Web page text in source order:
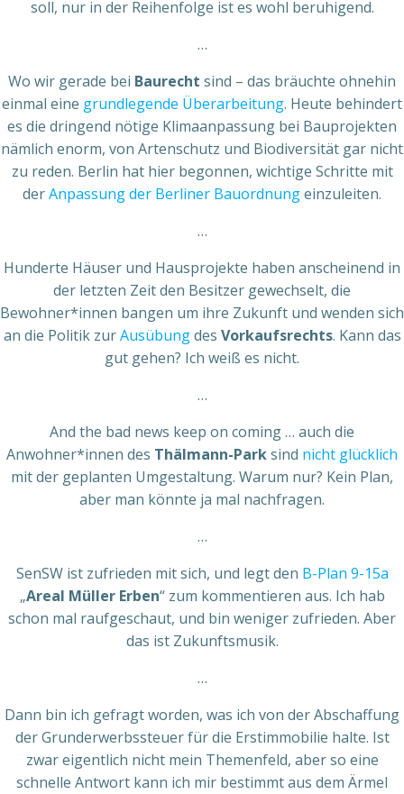
soll, nur in der Reihenfolge ist es wohl beruhigend.
…
Wo wir gerade bei Baurecht sind – das bräuchte ohnehin
einmal eine grundlegende Überarbeitung. Heute behindert
es die dringend nötige Klimaanpassung bei Bauprojekten
nämlich enorm, von Artenschutz und Biodiversität gar nicht
zu reden. Berlin hat hier begonnen, wichtige Schritte mit
derAnpassung der Berliner Bauordnungeinzuleiten.
…
Hunderte Häuser und Hausprojekte haben anscheinend in
der letzten Zeit den Besitzer gewechselt, die
Bewohner*innen bangen um ihre Zukunft und wenden sich
an die Politik zurAusübungdes Vorkaufsrechts. Kann das
gut gehen? Ich weiß es nicht.
…
And the bad news keep on coming … auch die
Anwohner*innen des Thälmann-Parksind nicht glücklich
mit der geplanten Umgestaltung. Warum nur? Kein Plan,
aber man könnte ja mal nachfragen.
…
SenSW ist zufrieden mit sich, und legt den B-Plan 9-15a
„Areal Müller Erben“ zum kommentieren aus. Ich hab
schon mal raufgeschaut, und bin weniger zufrieden. Aber
das ist Zukunftsmusik.
…
Dann bin ich gefragt worden, was ich von der Abschaffung
der Grunderwerbssteuer für die Erstimmobilie halte. Ist
zwar eigentlich nicht mein Themenfeld, aber so eine
schnelle Antwort kann ich mir bestimmt aus dem Ärmel